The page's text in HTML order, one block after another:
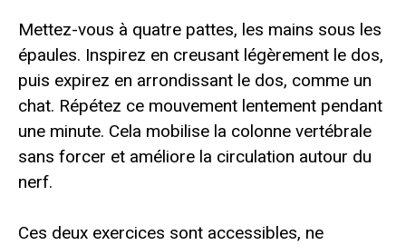
Mettez-vous à quatre pattes, les mains sous les
épaules. Inspirez en creusant légèrement le dos,
puis expirez en arrondissant le dos, comme un
chat. Répétez ce mouvement lentement pendant
une minute. Cela mobilise la colonne vertébrale
sans forcer et améliore la circulation autour du
nerf.
Ces deux exercices sont accessibles, ne